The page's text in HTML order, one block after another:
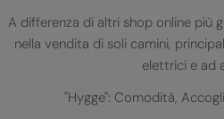
A differenza di altri shop online più
nella vendita di soli camini,
elettrici e ad
"Hygge": Comodità,